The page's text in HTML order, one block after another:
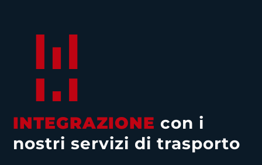
INTEGRAZIONE con i
nostri servizi di trasporto